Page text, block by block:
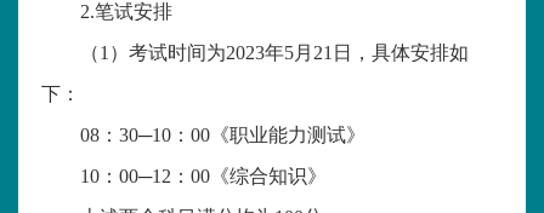
2.笔试安排
（1）考试时间为2023年5月21日，具体安排如
下：
08：30─10：00《职业能力测试》
10：00─12：00《综合知识》